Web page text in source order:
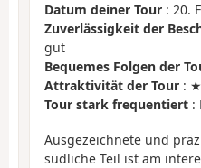
Datum deiner Tour : 20.
Zuverlässigkeit der
gut
Bequemes Folgen der
Attraktivität der Tour :
Tour stark frequentiert :
Ausgezeichnete und
südliche Teil ist am